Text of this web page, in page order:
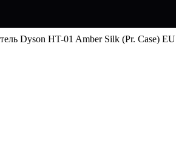
Dyson HT-01 Amber Silk (Pr. Case) EU